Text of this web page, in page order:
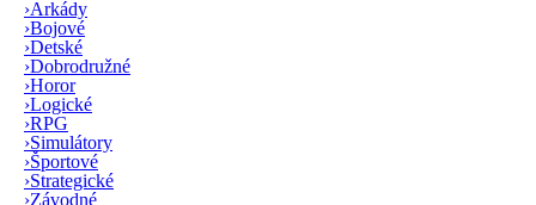
›Arkády
›Bojové
›Detské
›Dobrodružné
›Horor
›Logické
›RPG
›Simulátory
›Športové
›Strategické
›Závodné